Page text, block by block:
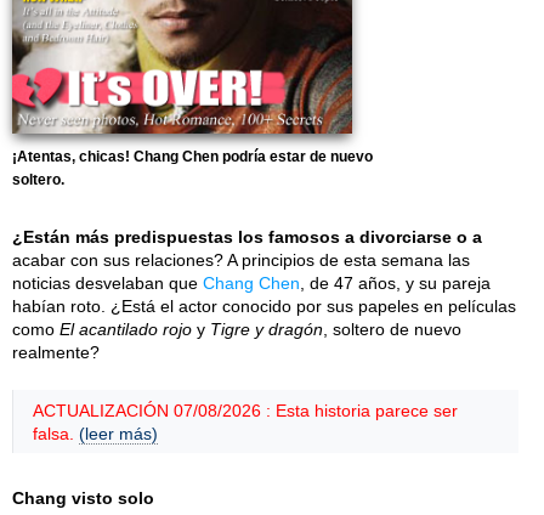
¡Atentas, chicas! Chang Chen podría estar de nuevo
soltero.
¿Están más predispuestas los famosos a divorciarse o a
acabar con sus relaciones? A principios de esta semana las
noticias desvelaban que Chang Chen , de 47 años, y su pareja
habían roto. ¿Está el actor conocido por sus papeles en películas
como El acantilado rojo y Tigre y dragón , soltero de nuevo
realmente?
ACTUALIZACIÓN 07/08/2026 : Esta historia parece ser
falsa. (leer más)
Chang visto solo